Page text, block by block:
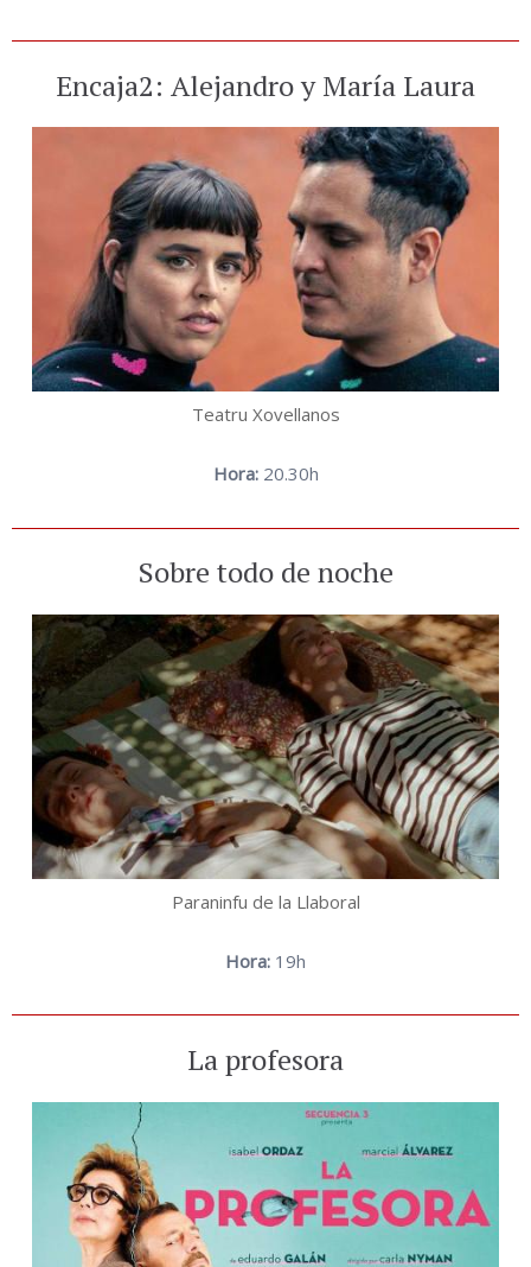
Encaja2: Alejandro y María Laura
Teatru Xovellanos
Hora:20.30h
Sobre todo de noche
Paraninfu de la Llaboral
Hora: 19h
La profesora